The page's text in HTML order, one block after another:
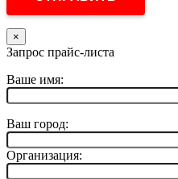
×
Запрос прайс-листа
Ваше имя:
Ваш город:
Организация: